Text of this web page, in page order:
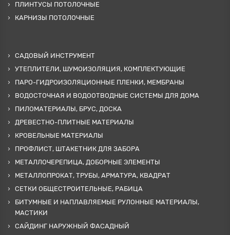
ПЛИНТУСЫ ПОТОЛОЧНЫЕ
КАРНИЗЫ ПОТОЛОЧНЫЕ
САДОВЫЙ ИНСТРУМЕНТ
УТЕПЛИТЕЛИ, ШУМОИЗОЛЯЦИЯ, КОМПЛЕКТУЮЩИЕ
ПАРО-ГИДРОИЗОЛЯЦИОННЫЕ ПЛЕНКИ, МЕМБРАНЫ
ВОДОСТОЧНАЯ И ВОДООТВОДНЫЕ СИСТЕМЫ ДЛЯ ДОМА
ПИЛОМАТЕРИАЛЫ, БРУС, ДОСКА
ДРЕВЕСТНО-ПЛИТНЫЕ МАТЕРИАЛЫ
КРОВЕЛЬНЫЕ МАТЕРИАЛЫ
ПРОФЛИСТ, ШТАКЕТНИК ДЛЯ ЗАБОРА
МЕТАЛЛОЧЕРЕПИЦА, ДОБОРНЫЕ ЭЛЕМЕНТЫ
МЕТАЛЛОПРОКАТ, ТРУБЫ, АРМАТУРА, КВАДРАТ
СЕТКИ ОБЩЕСТРОИТЕЛЬНЫЕ, РАБИЦА
БИТУМНЫЕ И НАПЛАВЛЯЕМЫЕ РУЛОННЫЕ МАТЕРИАЛЫ,
МАСТИКИ
САЙДИНГ НАРУЖНЫЙ ФАСАДНЫЙ